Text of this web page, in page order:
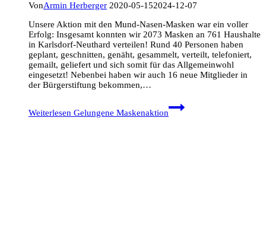
VonArmin Herberger 2020-05-152024-12-07
Unsere Aktion mit den Mund-Nasen-Masken war ein voller
Erfolg: Insgesamt konnten wir 2073 Masken an 761 Haushalte
in Karlsdorf-Neuthard verteilen! Rund 40 Personen haben
geplant, geschnitten, genäht, gesammelt, verteilt, telefoniert,
gemailt, geliefert und sich somit für das Allgemeinwohl
eingesetzt! Nebenbei haben wir auch 16 neue Mitglieder in
der Bürgerstiftung bekommen,…
Weiterlesen Gelungene Maskenaktion